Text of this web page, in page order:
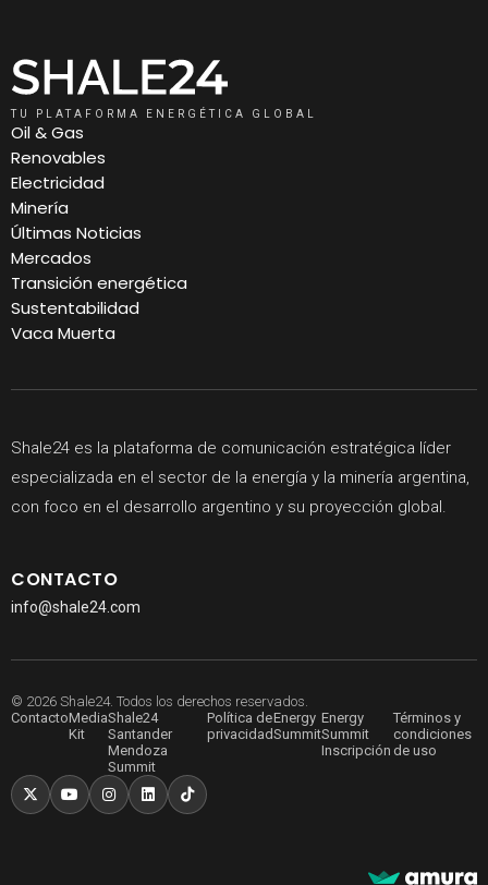
TU PLATAFORMA ENERGÉTICA GLOBAL
Oil & Gas
Renovables
Electricidad
Minería
Últimas Noticias
Mercados
Transición energética
Sustentabilidad
Vaca Muerta
Shale24 es la plataforma de comunicación estratégica líder
especializada en el sector de la energía y la minería argentina,
con foco en el desarrollo argentino y su proyección global.
CONTACTO
info@shale24.com
© 2026 Shale24. Todos los derechos reservados.
ContactoMedia
Kit
Shale24
Santander
Mendoza
Summit
Política de
privacidad
Energy
Summit
Energy
Summit
Inscripción
Términos y
condiciones
de uso